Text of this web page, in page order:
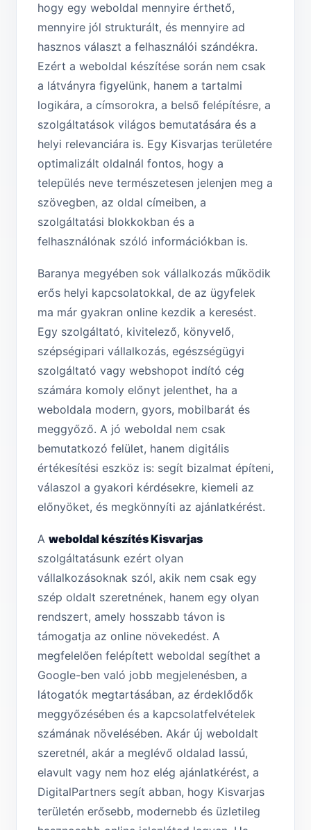
hogy egy weboldal mennyire érthető,
mennyire jól strukturált, és mennyire ad
hasznos választ a felhasználói szándékra.
Ezért a weboldal készítése során nem csak
a látványra figyelünk, hanem a tartalmi
logikára, a címsorokra, a belső felépítésre, a
szolgáltatások világos bemutatására és a
helyi relevanciára is. Egy Kisvarjas területére
optimalizált oldalnál fontos, hogy a
település neve természetesen jelenjen meg a
szövegben, az oldal címeiben, a
szolgáltatási blokkokban és a
felhasználónak szóló információkban is.
Baranya megyében sok vállalkozás működik
erős helyi kapcsolatokkal, de az ügyfelek
ma már gyakran online kezdik a keresést.
Egy szolgáltató, kivitelező, könyvelő,
szépségipari vállalkozás, egészségügyi
szolgáltató vagy webshopot indító cég
számára komoly előnyt jelenthet, ha a
weboldala modern, gyors, mobilbarát és
meggyőző. A jó weboldal nem csak
bemutatkozó felület, hanem digitális
értékesítési eszköz is: segít bizalmat építeni,
válaszol a gyakori kérdésekre, kiemeli az
előnyöket, és megkönnyíti az ajánlatkérést.
A weboldal készítés Kisvarjas
szolgáltatásunk ezért olyan
vállalkozásoknak szól, akik nem csak egy
szép oldalt szeretnének, hanem egy olyan
rendszert, amely hosszabb távon is
támogatja az online növekedést. A
megfelelően felépített weboldal segíthet a
Google-ben való jobb megjelenésben, a
látogatók megtartásában, az érdeklődők
meggyőzésében és a kapcsolatfelvételek
számának növelésében. Akár új weboldalt
szeretnél, akár a meglévő oldalad lassú,
elavult vagy nem hoz elég ajánlatkérést, a
DigitalPartners segít abban, hogy Kisvarjas
területén erősebb, modernebb és üzletileg